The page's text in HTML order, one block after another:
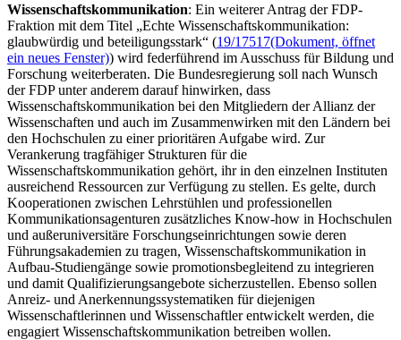
Wissenschaftskommunikation: Ein weiterer Antrag der FDP-
Fraktion mit dem Titel „Echte Wissenschaftskommunikation:
glaubwürdig und beteiligungsstark“ (19/17517(Dokument, öffnet
ein neues Fenster)) wird federführend im Ausschuss für Bildung und
Forschung weiterberaten. Die Bundesregierung soll nach Wunsch
der FDP unter anderem darauf hinwirken, dass
Wissenschaftskommunikation bei den Mitgliedern der Allianz der
Wissenschaften und auch im Zusammenwirken mit den Ländern bei
den Hochschulen zu einer prioritären Aufgabe wird. Zur
Verankerung tragfähiger Strukturen für die
Wissenschaftskommunikation gehört, ihr in den einzelnen Instituten
ausreichend Ressourcen zur Verfügung zu stellen. Es gelte, durch
Kooperationen zwischen Lehrstühlen und professionellen
Kommunikationsagenturen zusätzliches Know-how in Hochschulen
und außeruniversitäre Forschungseinrichtungen sowie deren
Führungsakademien zu tragen, Wissenschaftskommunikation in
Aufbau-Studiengänge sowie promotionsbegleitend zu integrieren
und damit Qualifizierungsangebote sicherzustellen. Ebenso sollen
Anreiz- und Anerkennungssystematiken für diejenigen
Wissenschaftlerinnen und Wissenschaftler entwickelt werden, die
engagiert Wissenschaftskommunikation betreiben wollen.